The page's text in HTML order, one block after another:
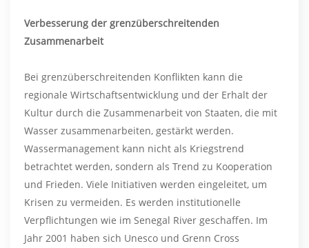
Verbesserung der grenzüberschreitenden
Zusammenarbeit
Bei grenzüberschreitenden Konflikten kann die
regionale Wirtschaftsentwicklung und der Erhalt der
Kultur durch die Zusammenarbeit von Staaten, die mit
Wasser zusammenarbeiten, gestärkt werden.
Wassermanagement kann nicht als Kriegstrend
betrachtet werden, sondern als Trend zu Kooperation
und Frieden. Viele Initiativen werden eingeleitet, um
Krisen zu vermeiden. Es werden institutionelle
Verpflichtungen wie im Senegal River geschaffen. Im
Jahr 2001 haben sich Unesco und Grenn Cross